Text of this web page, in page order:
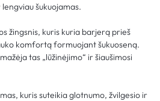
šukuojamas.
žingsnis, kuris kuria barjerą prieš
komfortą formuojant šukuoseną.
tas „lūžinėjimo“ ir šiaušimosi
kuris suteikia glotnumo, žvilgesio ir